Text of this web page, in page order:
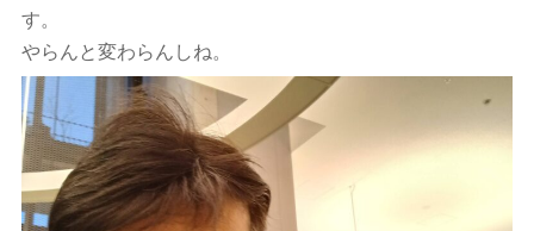
す。
やらんと変わらんしね。